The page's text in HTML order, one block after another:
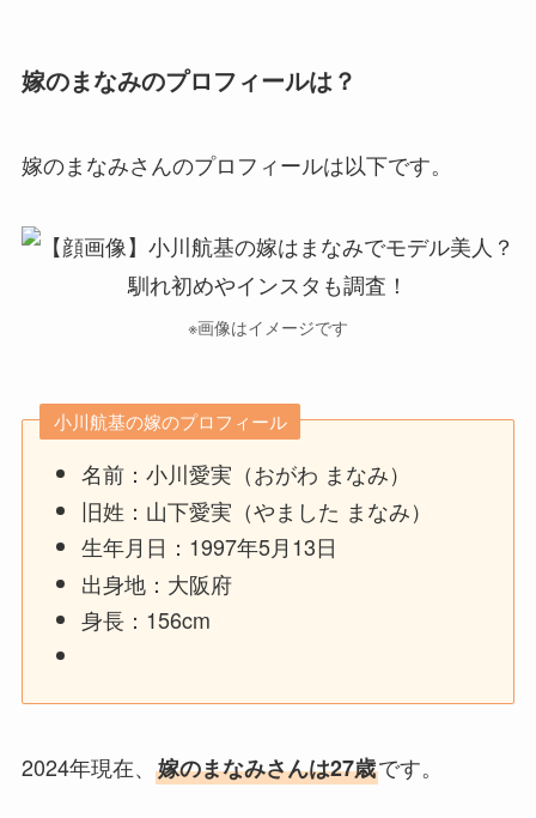
嫁のまなみのプロフィールは？
嫁のまなみさんのプロフィールは以下です。
※画像はイメージです
小川航基の嫁のプロフィール
名前：小川愛実（おがわ まなみ）
旧姓：山下愛実（やました まなみ）
生年月日：1997年5月13日
出身地：大阪府
身長：156cm
2024年現在、 嫁のまなみさんは27歳です。